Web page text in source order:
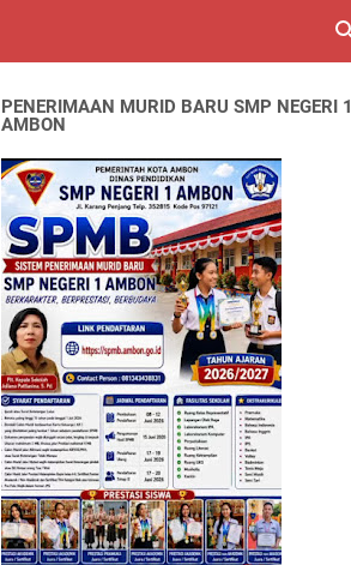
PENERIMAAN MURID BARU SMP NEGERI 1
AMBON